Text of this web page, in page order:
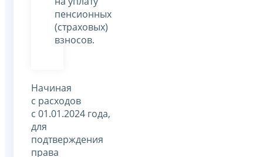
пенсионных
(страховых)
взносов.
Начиная
с расходов
с 01.01.2024 года,
для
подтверждения
права